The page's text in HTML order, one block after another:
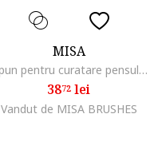
MISA
Sapun pentru curatare pensule de make up
3872 lei
Vandut de MISA BRUSHES